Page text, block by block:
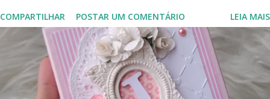
do quartinho, celebrações de mesversários, aniversários, e muito mais.
modelo de álbum personalizado para menina, em candy colors, no tema
ursinha princesa modelo de álbum em scrapbook no tema rapozinha
laranja, com detalhes em lilás Interior do álbum para 120 fotos
tamanho 10X15, que são encaixadas em envelopes plásticos Nossos
COMPARTILHAR POSTAR UM COMENTÁRIO LEIA MAIS